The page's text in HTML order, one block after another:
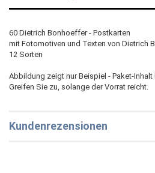
60 Dietrich Bonhoeffer - Postkarten
mit Fotomotiven und Texten von Dietrich
12 Sorten
Abbildung zeigt nur Beispiel - Paket-
Greifen Sie zu, solange der Vorrat reicht.
Kundenrezensionen